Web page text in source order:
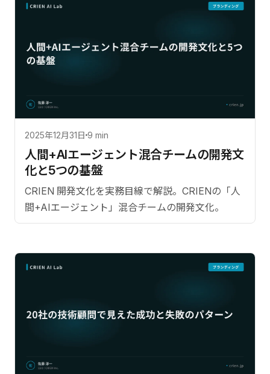
2025年12月31日 9 min
人間+AIエージェント混合チームの開発文
化と5つの基盤
CRIEN 開発文化を実務目線で解説。CRIENの「人
間+AIエージェント」混合チームの開発文化。